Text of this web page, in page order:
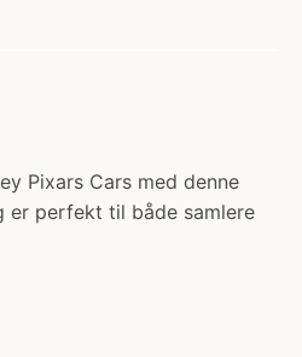
Pixars Cars med denne
er perfekt til både samlere